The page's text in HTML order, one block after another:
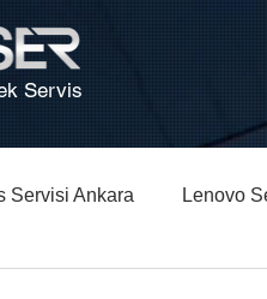
Servis
Servisi Ankara Lenovo